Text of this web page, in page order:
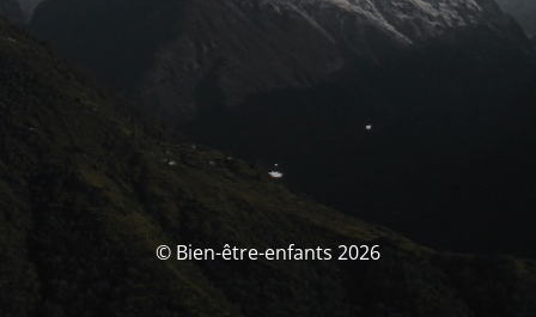
© Bien-être-enfants 2026